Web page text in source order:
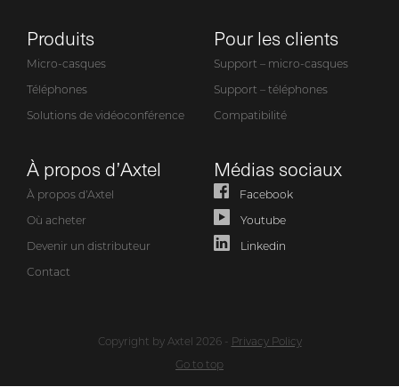
Produits
Micro-casques
Téléphones
Solutions de vidéoconférence
Pour les clients
Support – micro-casques
Support – téléphones
Compatibilité
À propos d’Axtel
À propos d’Axtel
Où acheter
Devenir un distributeur
Contact
Médias sociaux
Facebook
Youtube
Linkedin
Copyright by Axtel 2026 - Privacy Policy
Go to top